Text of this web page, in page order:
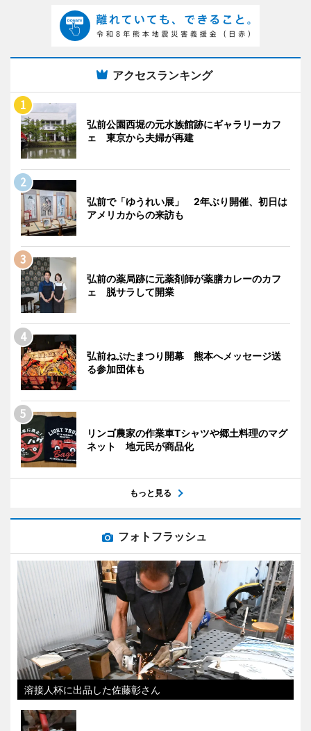
アクセスランキング
弘前公園西堀の元水族館跡にギャラリーカフ
ェ 東京から夫婦が再建
弘前で「ゆうれい展」 2年ぶり開催、初日は
アメリカからの来訪も
弘前の薬局跡に元薬剤師が薬膳カレーのカフ
ェ 脱サラして開業
弘前ねぷたまつり開幕 熊本へメッセージ送
る参加団体も
リンゴ農家の作業車Tシャツや郷土料理のマグ
ネット 地元民が商品化
もっと見る
フォトフラッシュ
溶接人杯に出品した佐藤彰さん